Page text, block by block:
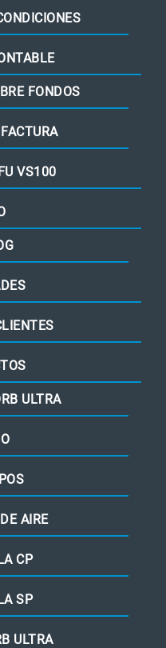
FONDOS
VS100
ULTRA
AIRE
CP
SP
ULTRA